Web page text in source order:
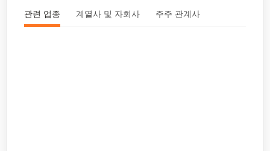
관련 업종 계열사 및 자회사 주주 관계사